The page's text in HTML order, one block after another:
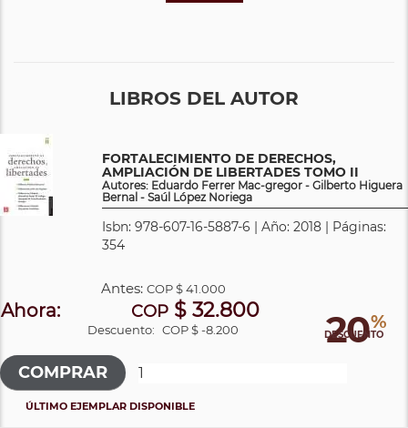
LIBROS DEL AUTOR
FORTALECIMIENTO DE DERECHOS,
AMPLIACIÓN DE LIBERTADES TOMO II
Autores: Eduardo Ferrer Mac-gregor - Gilberto Higuera
Bernal - Saúl López Noriega
Isbn: 978-607-16-5887-6 | Año: 2018 | Páginas:
354
20%
DESCUENTO
Antes: COP$ 41.000
Ahora: COP$ 32.800
Descuento: COP $ -8.200
ÚLTIMO EJEMPLAR DISPONIBLE